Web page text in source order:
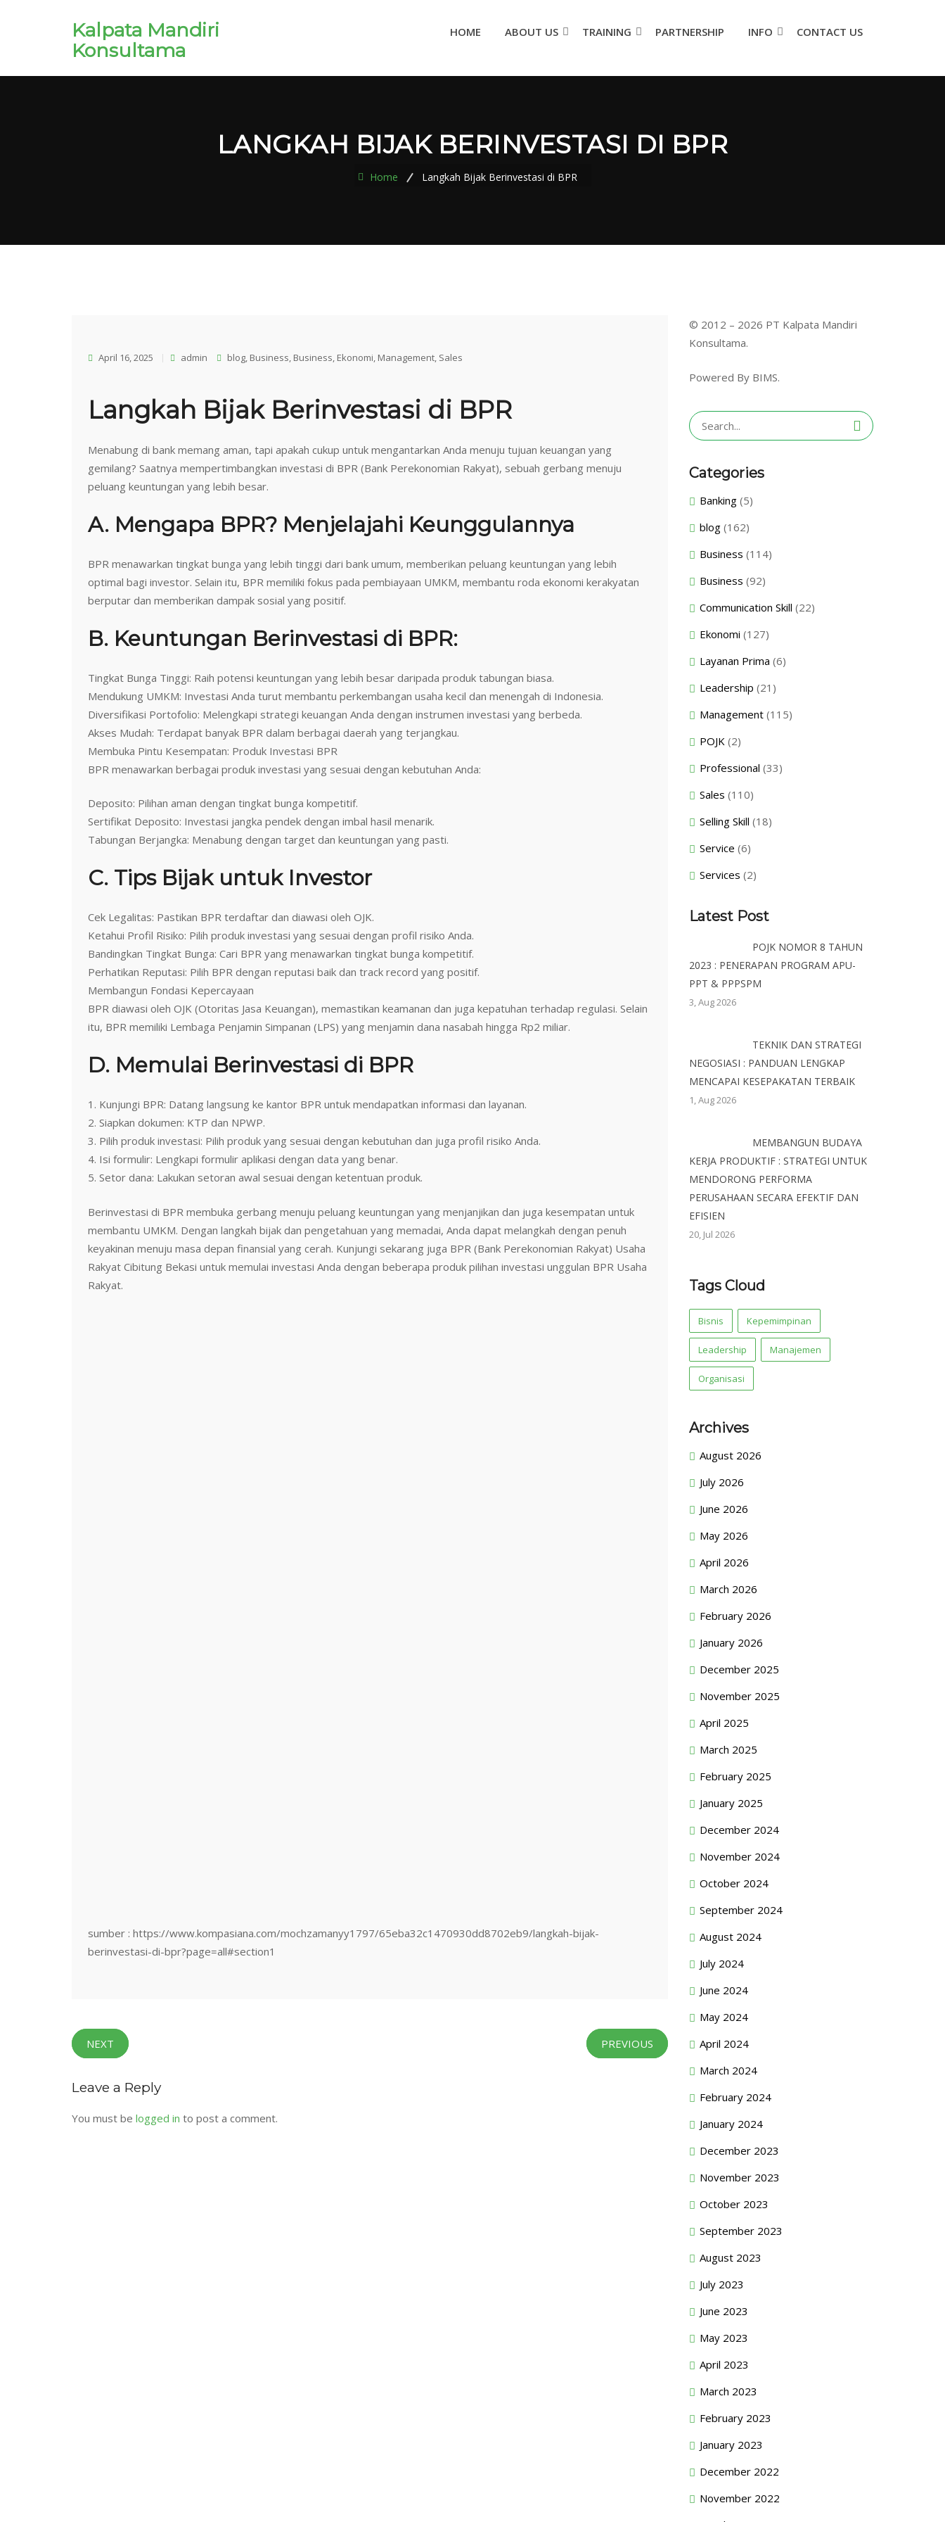
Kalpata Mandiri
Konsultama
HOME ABOUT US TRAINING PARTNERSHIP INFO CONTACT US
LANGKAH BIJAK BERINVESTASI DI BPR
Home Langkah Bijak Berinvestasi di BPR
April 16, 2025 admin blog, Business, Business, Ekonomi, Management, Sales
Langkah Bijak Berinvestasi di BPR
Menabung di bank memang aman, tapi apakah cukup untuk mengantarkan Anda menuju tujuan keuangan yang
gemilang? Saatnya mempertimbangkan investasi di BPR (Bank Perekonomian Rakyat), sebuah gerbang menuju
peluang keuntungan yang lebih besar.
A. Mengapa BPR? Menjelajahi Keunggulannya
BPR menawarkan tingkat bunga yang lebih tinggi dari bank umum, memberikan peluang keuntungan yang lebih
optimal bagi investor. Selain itu, BPR memiliki fokus pada pembiayaan UMKM, membantu roda ekonomi kerakyatan
berputar dan memberikan dampak sosial yang positif.
B. Keuntungan Berinvestasi di BPR:
Tingkat Bunga Tinggi: Raih potensi keuntungan yang lebih besar daripada produk tabungan biasa.
Mendukung UMKM: Investasi Anda turut membantu perkembangan usaha kecil dan menengah di Indonesia.
Diversifikasi Portofolio: Melengkapi strategi keuangan Anda dengan instrumen investasi yang berbeda.
Akses Mudah: Terdapat banyak BPR dalam berbagai daerah yang terjangkau.
Membuka Pintu Kesempatan: Produk Investasi BPR
BPR menawarkan berbagai produk investasi yang sesuai dengan kebutuhan Anda:
Deposito: Pilihan aman dengan tingkat bunga kompetitif.
Sertifikat Deposito: Investasi jangka pendek dengan imbal hasil menarik.
Tabungan Berjangka: Menabung dengan target dan keuntungan yang pasti.
C. Tips Bijak untuk Investor
Cek Legalitas: Pastikan BPR terdaftar dan diawasi oleh OJK.
Ketahui Profil Risiko: Pilih produk investasi yang sesuai dengan profil risiko Anda.
Bandingkan Tingkat Bunga: Cari BPR yang menawarkan tingkat bunga kompetitif.
Perhatikan Reputasi: Pilih BPR dengan reputasi baik dan track record yang positif.
Membangun Fondasi Kepercayaan
BPR diawasi oleh OJK (Otoritas Jasa Keuangan), memastikan keamanan dan juga kepatuhan terhadap regulasi. Selain
itu, BPR memiliki Lembaga Penjamin Simpanan (LPS) yang menjamin dana nasabah hingga Rp2 miliar.
D. Memulai Berinvestasi di BPR
1. Kunjungi BPR: Datang langsung ke kantor BPR untuk mendapatkan informasi dan layanan.
2. Siapkan dokumen: KTP dan NPWP.
3. Pilih produk investasi: Pilih produk yang sesuai dengan kebutuhan dan juga profil risiko Anda.
4. Isi formulir: Lengkapi formulir aplikasi dengan data yang benar.
5. Setor dana: Lakukan setoran awal sesuai dengan ketentuan produk.
Berinvestasi di BPR membuka gerbang menuju peluang keuntungan yang menjanjikan dan juga kesempatan untuk
membantu UMKM. Dengan langkah bijak dan pengetahuan yang memadai, Anda dapat melangkah dengan penuh
keyakinan menuju masa depan finansial yang cerah. Kunjungi sekarang juga BPR (Bank Perekonomian Rakyat) Usaha
Rakyat Cibitung Bekasi untuk memulai investasi Anda dengan beberapa produk pilihan investasi unggulan BPR Usaha
Rakyat.
sumber : https://www.kompasiana.com/mochzamanyy1797/65eba32c1470930dd8702eb9/langkah-bijak-
berinvestasi-di-bpr?page=all#section1
NEXT PREVIOUS
Leave a Reply
You must be logged in to post a comment.
© 2012 – 2026 PT Kalpata Mandiri
Konsultama.
Powered By BIMS.
Search
for:
Categories
Banking(5)
blog(162)
Business (114)
Business (92)
Communication Skill (22)
Ekonomi (127)
Layanan Prima (6)
Leadership (21)
Management(115)
POJK (2)
Professional (33)
Sales (110)
Selling Skill (18)
Service (6)
Services (2)
Latest Post
POJK NOMOR 8 TAHUN
2023 : PENERAPAN PROGRAM APU-
PPT & PPPSPM
3, Aug 2026
TEKNIK DAN STRATEGI
NEGOSIASI : PANDUAN LENGKAP
MENCAPAI KESEPAKATAN TERBAIK
1, Aug 2026
MEMBANGUN BUDAYA
KERJA PRODUKTIF : STRATEGI UNTUK
MENDORONG PERFORMA
PERUSAHAAN SECARA EFEKTIF DAN
EFISIEN
20, Jul 2026
Tags Cloud
Bisnis Kepemimpinan
Leadership Manajemen
Organisasi
Archives
August 2026
July 2026
June 2026
May 2026
April 2026
March 2026
February 2026
January 2026
December 2025
November 2025
April 2025
March 2025
February 2025
January 2025
December 2024
November 2024
October 2024
September 2024
August 2024
July 2024
June 2024
May 2024
April 2024
March 2024
February 2024
January 2024
December 2023
November 2023
October 2023
September 2023
August 2023
July 2023
June 2023
May 2023
April 2023
March 2023
February 2023
January 2023
December 2022
November 2022